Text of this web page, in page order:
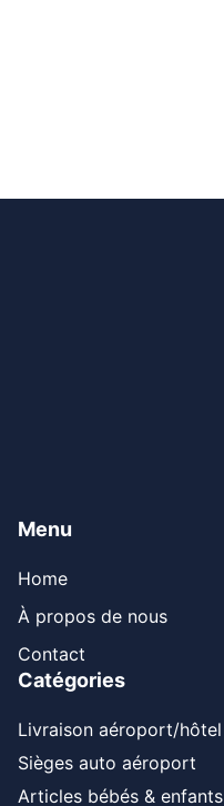
Menu
Home
À propos de nous
Contact
Catégories
Livraison aéroport/hôtel
Sièges auto aéroport
Articles bébés & enfants